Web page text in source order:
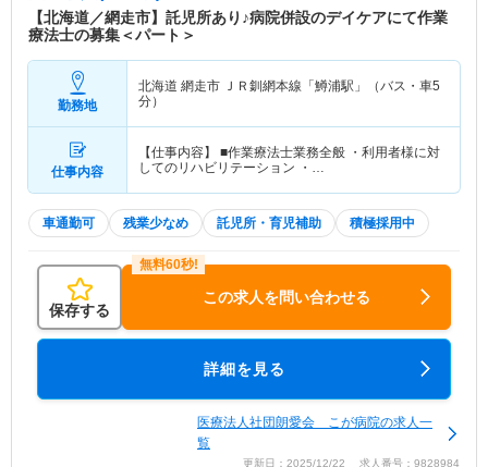
【北海道／網走市】託児所あり♪病院併設のデイケアにて作業
療法士の募集＜パート＞
勤務地
北海道 網走市 ＪＲ釧網本線「鱒浦駅」（バス・車5
分）
仕事内容
【仕事内容】 ■作業療法士業務全般 ・利用者様に対
してのリハビリテーション ・…
車通勤可 残業少なめ 託児所・育児補助 積極採用中
保存する
この求人を問い合わせる
詳細を見る
医療法人社団朗愛会 こが病院の求人一
覧
更新日：2025/12/22 求人番号：9828984